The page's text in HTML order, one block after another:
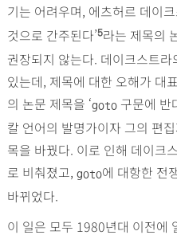
기는 어려우며, 에츠허르 데이크
것으로 간주된다’5라는 제목의
권장되지 않는다. 데이크스트
있는데, 제목에 대한 오해가 대
의 논문 제목을 ‘goto구문에 반
칼 언어의 발명가이자 그의 편
목을 바꿨다. 이로 인해 데이크
로 비춰졌고, goto에 대항한 전
바뀌었다.
이 일은 모두 1980년대 이전에